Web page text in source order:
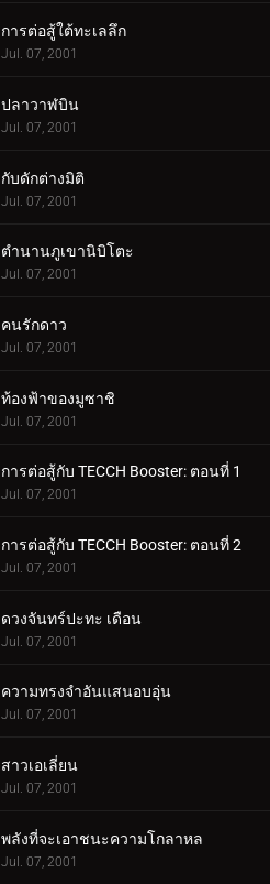
การต่อสู้ใต้ทะเลลึก
Jul. 07, 2001
ปลาวาฬบิน
Jul. 07, 2001
กับดักต่างมิติ
Jul. 07, 2001
ตำนานภูเขานิบิโตะ
Jul. 07, 2001
คนรักดาว
Jul. 07, 2001
ท้องฟ้าของมูซาชิ
Jul. 07, 2001
การต่อสู้กับ TECCH Booster: ตอนที่ 1
Jul. 07, 2001
การต่อสู้กับ TECCH Booster: ตอนที่ 2
Jul. 07, 2001
ดวงจันทร์ปะทะ เดือน
Jul. 07, 2001
ความทรงจำอันแสนอบอุ่น
Jul. 07, 2001
สาวเอเลี่ยน
Jul. 07, 2001
พลังที่จะเอาชนะความโกลาหล
Jul. 07, 2001